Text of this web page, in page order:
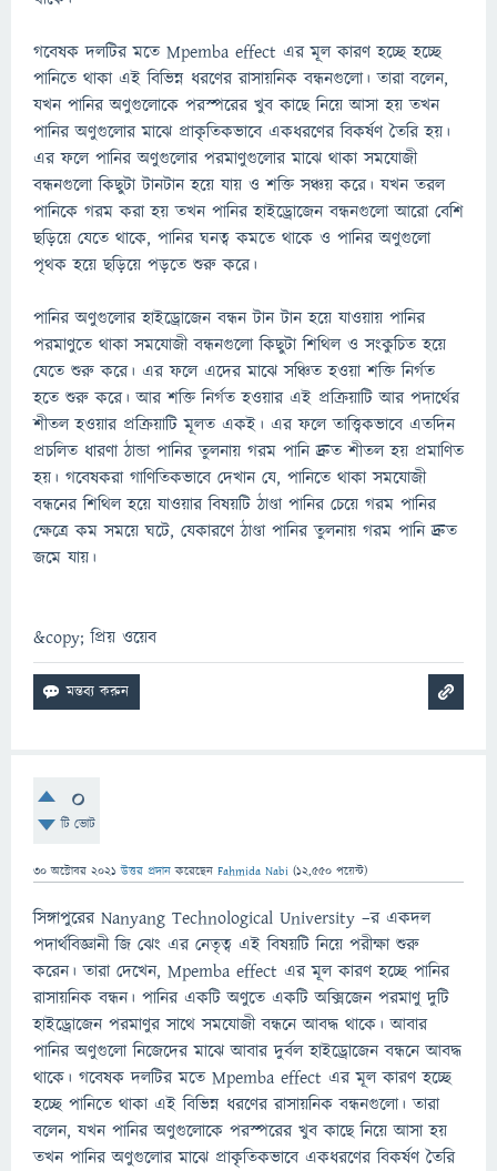
গবেষক দলটির মতে Mpemba effect এর মূল কারণ হচ্ছে হচ্ছে
পানিতে থাকা এই বিভিন্ন ধরণের রাসায়নিক বন্ধনগুলো। তারা বলেন,
যখন পানির অণুগুলোকে পরস্পরের খুব কাছে নিয়ে আসা হয় তখন
পানির অণুগুলোর মাঝে প্রাকৃতিকভাবে একধরণের বিকর্ষণ তৈরি হয়।
এর ফলে পানির অণুগুলোর পরমাণুগুলোর মাঝে থাকা সমযোজী
বন্ধনগুলো কিছুটা টানটান হয়ে যায় ও শক্তি সঞ্চয় করে। যখন তরল
পানিকে গরম করা হয় তখন পানির হাইড্রোজেন বন্ধনগুলো আরো বেশি
ছড়িয়ে যেতে থাকে, পানির ঘনত্ব কমতে থাকে ও পানির অণুগুলো
পৃথক হয়ে ছড়িয়ে পড়তে শুরু করে।
পানির অণুগুলোর হাইড্রোজেন বন্ধন টান টান হয়ে যাওয়ায় পানির
পরমাণুতে থাকা সমযোজী বন্ধনগুলো কিছুটা শিথিল ও সংকুচিত হয়ে
যেতে শুরু করে। এর ফলে এদের মাঝে সঞ্চিত হওয়া শক্তি নির্গত
হতে শুরু করে। আর শক্তি নির্গত হওয়ার এই প্রক্রিয়াটি আর পদার্থের
শীতল হওয়ার প্রক্রিয়াটি মূলত একই। এর ফলে তাত্ত্বিকভাবে এতদিন
প্রচলিত ধারণা ঠান্ডা পানির তুলনায় গরম পানি দ্রুত শীতল হয় প্রমাণিত
হয়। গবেষকরা গাণিতিকভাবে দেখান যে, পানিতে থাকা সমযোজী
বন্ধনের শিথিল হয়ে যাওয়ার বিষয়টি ঠাণ্ডা পানির চেয়ে গরম পানির
ক্ষেত্রে কম সময়ে ঘটে, যেকারণে ঠাণ্ডা পানির তুলনায় গরম পানি দ্রুত
জমে যায়।
&copy; প্রিয় ওয়েব
0
টি ভোট
30 অক্টোবর 2021 উত্তর প্রদান করেছেন Fahmida Nabi (12,550 পয়েন্ট)
সিঙ্গাপুরের Nanyang Technological University –র একদল
পদার্থবিজ্ঞানী জি ঝেং এর নেতৃত্ব এই বিষয়টি নিয়ে পরীক্ষা শুরু
করেন। তারা দেখেন, Mpemba effect এর মূল কারণ হচ্ছে পানির
রাসায়নিক বন্ধন। পানির একটি অণুতে একটি অক্সিজেন পরমাণু দুটি
হাইড্রোজেন পরমাণুর সাথে সমযোজী বন্ধনে আবদ্ধ থাকে। আবার
পানির অণুগুলো নিজেদের মাঝে আবার দুর্বল হাইড্রোজেন বন্ধনে আবদ্ধ
থাকে। গবেষক দলটির মতে Mpemba effect এর মূল কারণ হচ্ছে
হচ্ছে পানিতে থাকা এই বিভিন্ন ধরণের রাসায়নিক বন্ধনগুলো। তারা
বলেন, যখন পানির অণুগুলোকে পরস্পরের খুব কাছে নিয়ে আসা হয়
তখন পানির অণুগুলোর মাঝে প্রাকৃতিকভাবে একধরণের বিকর্ষণ তৈরি